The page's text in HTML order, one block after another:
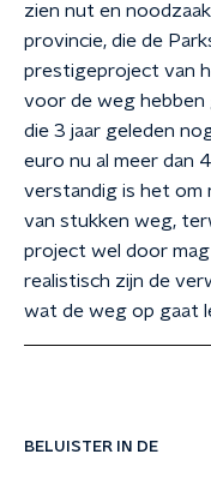
BELUISTER IN DE
zien nut en
provincie, die de
prestigeproject van
voor de weg hebben
die 3 jaar geleden
euro nu al meer dan
verstandig is het om
van stukken weg,
project wel door
realistisch zijn de
wat de weg op gaat